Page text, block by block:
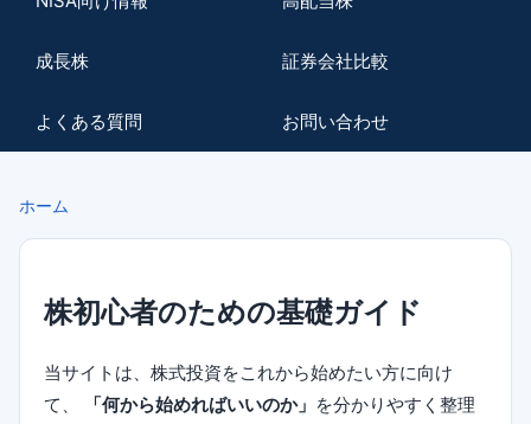
成長株 証券会社比較
よくある質問 お問い合わせ
ホーム
株初心者のための基礎ガイド
当サイトは、株式投資をこれから始めたい方に向け
て、
「何から始めればいいのか」 を分かりやすく整理